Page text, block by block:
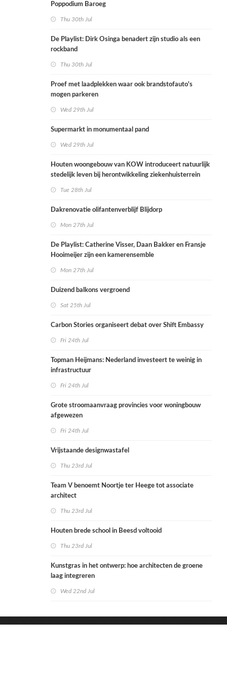
Poppodium Baroeg
Thu 30th Jul
De Playlist: Dirk Osinga benadert zijn studio als een
rockband
Thu 30th Jul
Proef met laadplekken waar ook brandstofauto's
mogen parkeren
Wed 29th Jul
Supermarkt in monumentaal pand
Wed 29th Jul
Houten woongebouw van KOW introduceert natuurlijk
stedelijk leven bij herontwikkeling ziekenhuisterrein
Tue 28th Jul
Dakrenovatie olifantenverblijf Blijdorp
Mon 27th Jul
De Playlist: Catherine Visser, Daan Bakker en Fransje
Hooimeijer zijn een kamerensemble
Mon 27th Jul
Duizend balkons vergroend
Sat 25th Jul
Carbon Stories organiseert debat over Shift Embassy
Fri 24th Jul
Topman Heijmans: Nederland investeert te weinig in
infrastructuur
Fri 24th Jul
Grote stroomaanvraag provincies voor woningbouw
afgewezen
Fri 24th Jul
Vrijstaande designwastafel
Thu 23rd Jul
Team V benoemt Noortje ter Heege tot associate
architect
Thu 23rd Jul
Houten brede school in Beesd voltooid
Thu 23rd Jul
Kunstgras in het ontwerp: hoe architecten de groene
laag integreren
Wed 22nd Jul